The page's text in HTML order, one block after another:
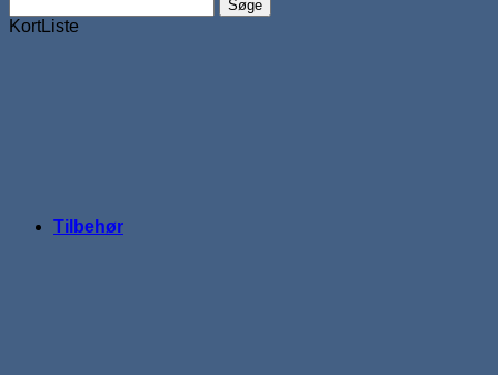
Tilbehør
Søge
KortListe